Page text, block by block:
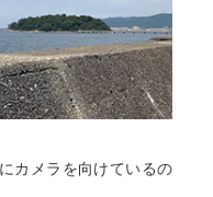
カメラを向けているの